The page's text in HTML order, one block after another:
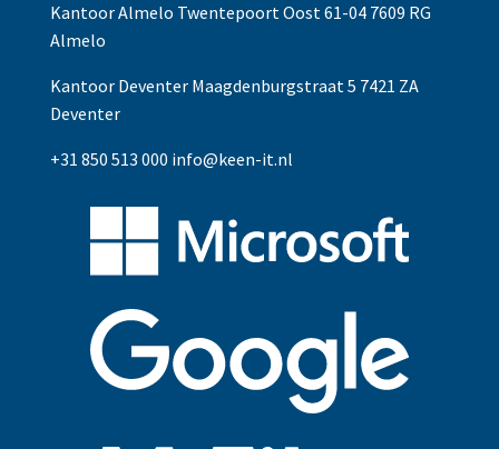
Kantoor Almelo Twentepoort Oost 61-04 7609 RG
Almelo
Kantoor Deventer Maagdenburgstraat 5 7421 ZA
Deventer
+31 850 513 000 info@keen-it.nl